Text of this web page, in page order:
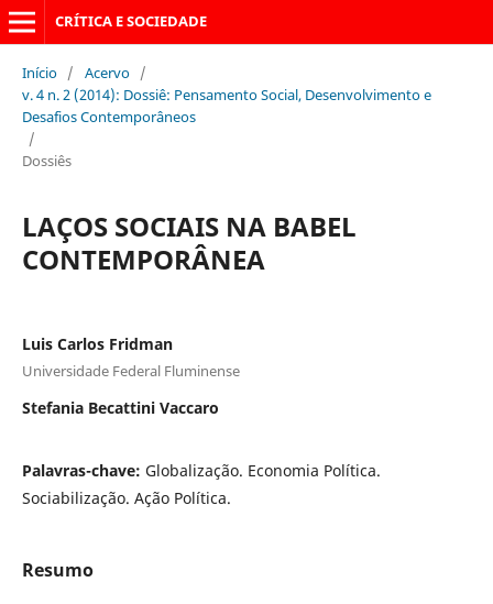
CRÍTICA E SOCIEDADE
Início / Acervo /
v. 4 n. 2 (2014): Dossiê: Pensamento Social, Desenvolvimento e
Desafios Contemporâneos
/
Dossiês
LAÇOS SOCIAIS NA BABEL
CONTEMPORÂNEA
Luis Carlos Fridman
Universidade Federal Fluminense
Stefania Becattini Vaccaro
Palavras-chave: Globalização. Economia Política.
Sociabilização. Ação Política.
Resumo